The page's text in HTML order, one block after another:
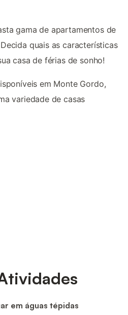
gama de apartamentos de
quais as características
casa de férias de sonho!
em Monte Gordo,
variedade de casas
em águas tépidas